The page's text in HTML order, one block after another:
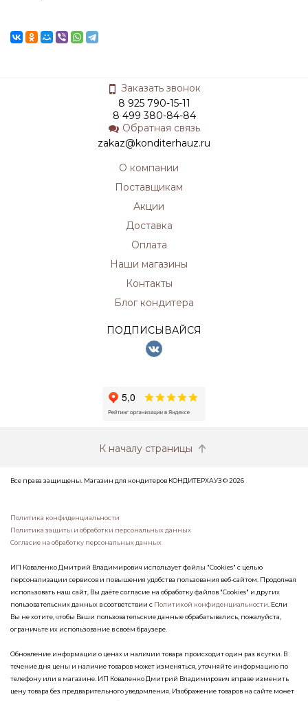
Заказать звонок
8 925 790-15-11
8 499 380-84-84
Обратная связь
zakaz@konditerhauz.ru
О компании
Поставщикам
Акции
Доставка
Оплата
Наши магазины
Контакты
Блог кондитера
ПОДПИСЫВАЙСЯ
К началу страницы
Все права защищены. Магазин для кондитеров КОНДИТЕРХАУЗ © 2026
Политика конфиденциальности
Политика защиты и обработки персональных данных
Согласие на обработку персональных данных
ИП Коваленко Дмитрий Владимирович использует файлы "Cookies" с целью
персонализации сервисов и повышения удобства пользования веб-сайтом. Продолжая
использовать наш сайт, Вы даёте согласие на обработку файлов "Cookies" и других
пользовательских данных в соответствии с Политикой конфиденциальности . Если
Вы не хотите, чтобы Ваши пользовательские данные обрабатывались, пожалуйста,
ограничьте их использование в своём браузере.
Обновление информации о ценах и наличии товара происходит один раз в сутки. В
течение дня цены и наличие товаров может изменяться, уточняйте информацию по
телефону или в магазине. ИП Коваленко Дмитрий Владимирович вправе изменить
цену товара без предварительного уведомления. Изображение товаров на сайте может